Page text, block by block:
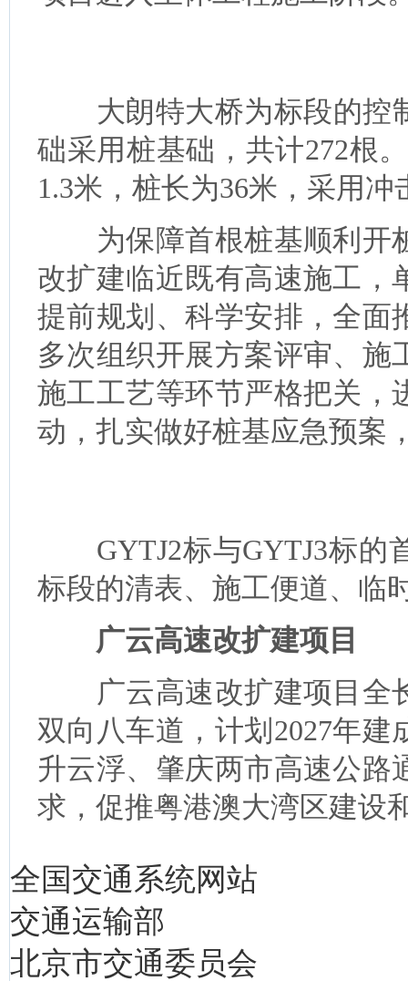
大朗特大桥为标段的控制
础采用桩基础，共计272根
1.3米，桩长为36米，采用
为保障首根桩基顺利开
改扩建临近既有高速施工，
提前规划、科学安排，全面
多次组织开展方案评审、施
施工工艺等环节严格把关，
动，扎实做好桩基应急预案
GYTJ2标与GYTJ3标的
标段的清表、施工便道、临
广云高速改扩建项目
广云高速改扩建项目全
双向八车道，计划2027年
升云浮、肇庆两市高速公路
求，促推粤港澳大湾区建设
全国交通系统网站
交通运输部
北京市交通委员会